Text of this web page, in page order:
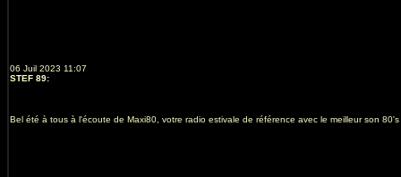
06 Juil 2023 11:07
STEF 89:
Bel été à tous à l'écoute de Maxi80, votre radio estivale de référence avec le meilleur son